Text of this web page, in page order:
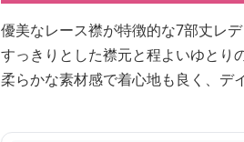
優美なレース襟が特徴的な7部丈レ
すっきりとした襟元と程よいゆとり
柔らかな素材感で着心地も良く、デ